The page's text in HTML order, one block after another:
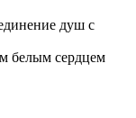
белым сердцем